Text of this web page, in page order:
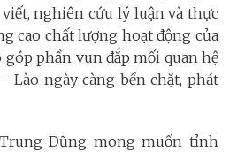
nghiên cứu lý luận và thực
cao chất lượng hoạt động của
góp phần vun đắp mối quan hệ
Lào ngày càng bền chặt, phát
Dũng mong muốn tỉnh